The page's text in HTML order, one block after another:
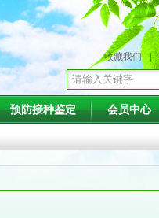
收藏我们
|
预防接种鉴定 会员中心